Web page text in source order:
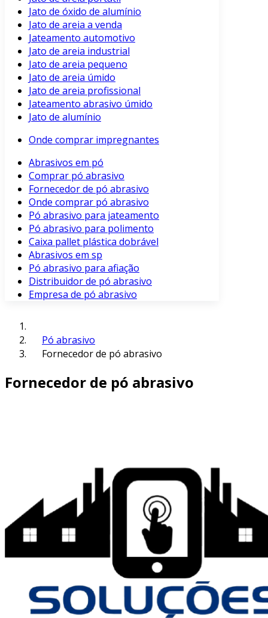
Jato de óxido de alumínio
Jato de areia a venda
Jateamento automotivo
Jato de areia industrial
Jato de areia pequeno
Jato de areia úmido
Jato de areia profissional
Jateamento abrasivo úmido
Jato de alumínio
Onde comprar impregnantes
Abrasivos em pó
Comprar pó abrasivo
Fornecedor de pó abrasivo
Onde comprar pó abrasivo
Pó abrasivo para jateamento
Pó abrasivo para polimento
Caixa pallet plástica dobrável
Abrasivos em sp
Pó abrasivo para afiação
Distribuidor de pó abrasivo
Empresa de pó abrasivo
Pó abrasivo
Fornecedor de pó abrasivo
Fornecedor de pó abrasivo